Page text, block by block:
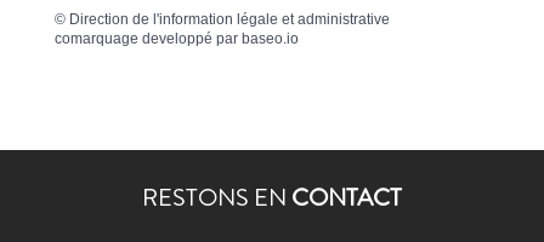
© Direction de l'information légale et administrative
comarquage developpé par baseo.io
RESTONS EN CONTACT